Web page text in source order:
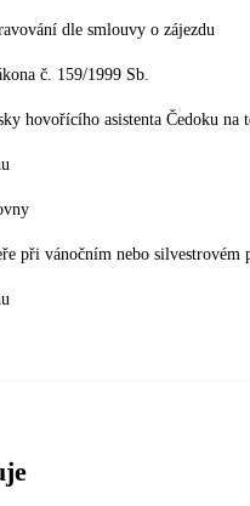
dle smlouvy o zájezdu
č. 159/1999 Sb.
hovořícího asistenta Čedoku na
při vánočním nebo silvestrovém